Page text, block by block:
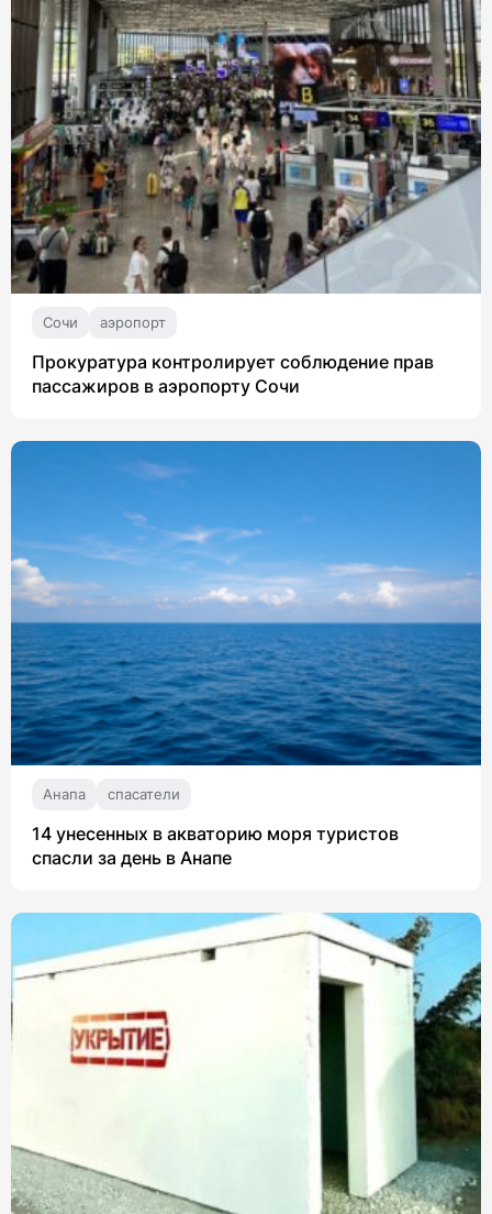
Сочи аэропорт
Прокуратура контролирует соблюдение прав
пассажиров в аэропорту Сочи
Анапа спасатели
14 унесенных в акваторию моря туристов
спасли за день в Анапе